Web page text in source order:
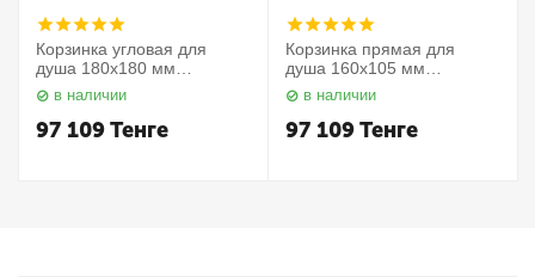
Корзинка угловая для
душа 180х180 мм
Elegance 11657010000
Keuco
в наличии
97 109Тенге
Корзинка прямая для
душа 160х105 мм
Elegance 11658010000
Keuco
в наличии
97 109Тенге